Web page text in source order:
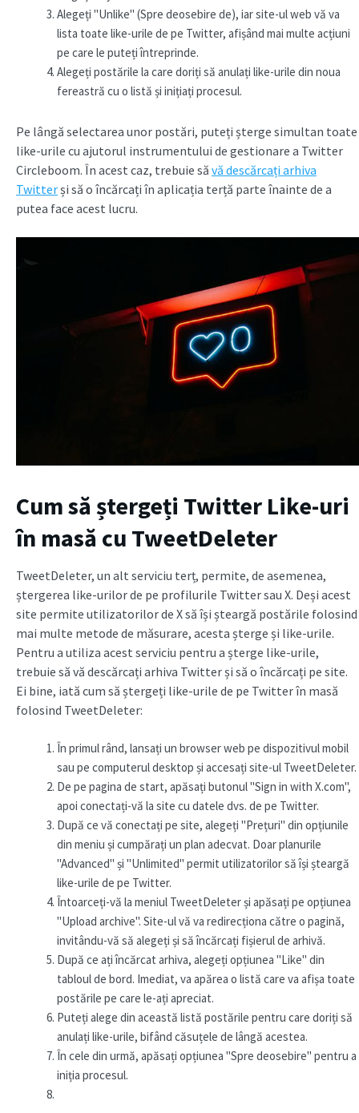
Alegeți "Unlike" (Spre deosebire de), iar site-ul web vă va
lista toate like-urile de pe Twitter, afișând mai multe acțiuni
pe care le puteți întreprinde.
Alegeți postările la care doriți să anulați like-urile din noua
fereastră cu o listă și inițiați procesul.
Pe lângă selectarea unor postări, puteți șterge simultan toate
like-urile cu ajutorul instrumentului de gestionare a Twitter
Circleboom. În acest caz, trebuie să vă descărcați arhiva
Twitterși să o încărcați în aplicația terță parte înainte de a
putea face acest lucru.
Cum să ștergeți Twitter Like-uri
în masă cu TweetDeleter
TweetDeleter, un alt serviciu terț, permite, de asemenea,
ștergerea like-urilor de pe profilurile Twitter sau X. Deși acest
site permite utilizatorilor de X să își șteargă postările folosind
mai multe metode de măsurare, acesta șterge și like-urile.
Pentru a utiliza acest serviciu pentru a șterge like-urile,
trebuie să vă descărcați arhiva Twitter și să o încărcați pe site.
Ei bine, iată cum să ștergeți like-urile de pe Twitter în masă
folosind TweetDeleter:
În primul rând, lansați un browser web pe dispozitivul mobil
sau pe computerul desktop și accesați site-ul TweetDeleter.
De pe pagina de start, apăsați butonul "Sign in with X.com",
apoi conectați-vă la site cu datele dvs. de pe Twitter.
După ce vă conectați pe site, alegeți "Prețuri" din opțiunile
din meniu și cumpărați un plan adecvat. Doar planurile
"Advanced" și "Unlimited" permit utilizatorilor să își șteargă
like-urile de pe Twitter.
Întoarceți-vă la meniul TweetDeleter și apăsați pe opțiunea
"Upload archive". Site-ul vă va redirecționa către o pagină,
invitându-vă să alegeți și să încărcați fișierul de arhivă.
După ce ați încărcat arhiva, alegeți opțiunea "Like" din
tabloul de bord. Imediat, va apărea o listă care va afișa toate
postările pe care le-ați apreciat.
Puteți alege din această listă postările pentru care doriți să
anulați like-urile, bifând căsuțele de lângă acestea.
În cele din urmă, apăsați opțiunea "Spre deosebire" pentru a
iniția procesul.